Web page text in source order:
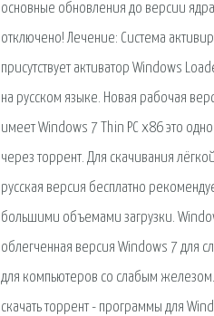
основные обновления до версии
отключено! Лечение: Система
присутствует активатор Windows
на русском языке. Новая рабочая
имеет Windows 7 Thin PC x86 это
через торрент. Для скачивания
русская версия бесплатно
большими объемами загрузки.
облегченная версия Windows 7 для
для компьютеров со слабым
скачать торрент - программы для